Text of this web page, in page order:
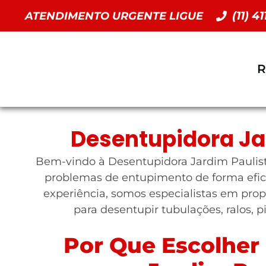
ATENDIMENTO URGENTE LIGUE (11)
Desentupidora
Bem-vindo à Desentupidora Jardim
problemas de entupimento de forma
experiência, somos especialistas em
para desentupir tubulações, ralos,
Por Que